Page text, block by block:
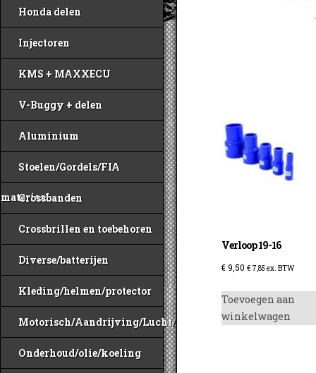
Honda delen
Injectoren
KMS + MAXXECU
V-Buggy + delen
Aluminium
Stoelen/Gordels/FIA
materiaal
Crossbanden
Crossbrillen en toebehoren
Diverse/batterijen
Kleding/helmen/protector
Motorisch/Aandrijving/Lucht/Benzine
Onderhoud/olie/koeling
Verloop 19-16
€9,50 € 7,85 ex. BTW
Toevoegen aan
winkelwagen